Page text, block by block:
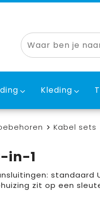
Kleding
Kabel sets
in-1
standaard
zit op een